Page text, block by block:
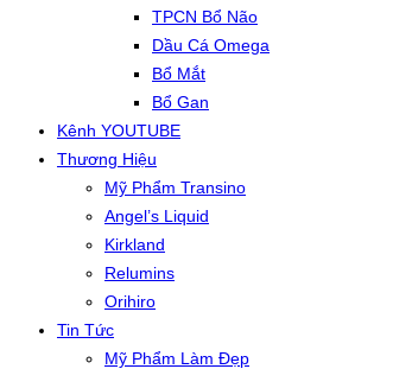
TPCN Bổ Não
Dầu Cá Omega
Bổ Mắt
Bổ Gan
Kênh YOUTUBE
Thương Hiệu
Mỹ Phẩm Transino
Angel’s Liquid
Kirkland
Relumins
Orihiro
Tin Tức
Mỹ Phẩm Làm Đẹp